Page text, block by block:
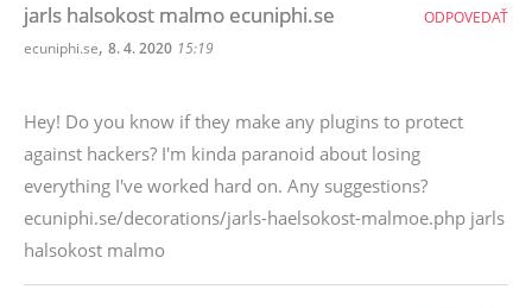
jarls halsokost malmo ecuniphi.se
ecuniphi.se, 8. 4. 2020 15:19
Hey! Do you know if they make any plugins to protect
against hackers? I'm kinda paranoid about losing
everything I've worked hard on. Any suggestions?
ecuniphi.se/decorations/jarls-haelsokost-malmoe.php jarls
halsokost malmo
ODPOVEDAŤ